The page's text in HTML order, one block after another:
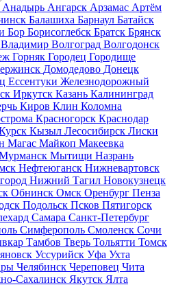
Анадырь Ангарск Арзамас Артём
Балашиха Барнаул Батайск
Бор Борисоглебск Братск Брянск
Владимир Волгоград Волгодонск
Горняк Городец Городище
Домодедово Донецк
Ессентуки Железнодорожный
Иркутск Казань Калининград
Киров Клин Коломна
Красногорск Краснодар
Кызыл Лесосибирск Лиски
Магас Майкоп Макеевка
Мытищи Назрань
Нефтеюганск Нижневартовск
Нижний Тагил Новокузнецк
Обнинск Омск Оренбург Пенза
Подольск Псков Пятигорск
Самара Санкт-Петербург
Симферополь Смоленск Сочи
Тамбов Тверь Тольятти Томск
Уссурийск Уфа Ухта
Челябинск Череповец Чита
Сахалинск Якутск Ялта